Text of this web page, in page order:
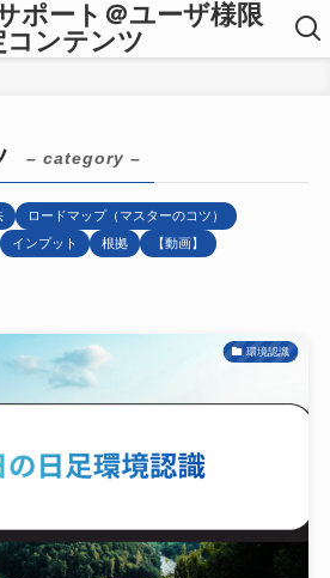
ポート＠ユーザ様限
コンテンツ
– category –
ロードマップ（マスターのコツ）
インプット 根拠 【動画】
環境認識